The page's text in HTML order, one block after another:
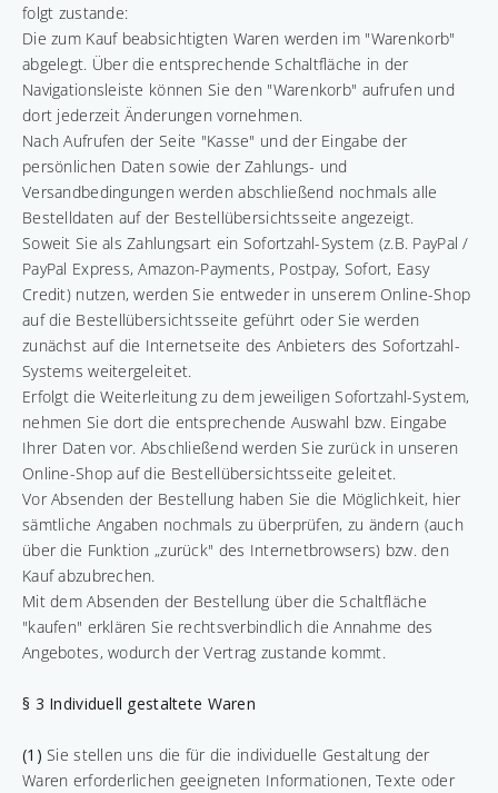
folgt zustande:
Die zum Kauf beabsichtigten Waren werden im "Warenkorb"
abgelegt. Über die entsprechende Schaltfläche in der
Navigationsleiste können Sie den "Warenkorb" aufrufen und
dort jederzeit Änderungen vornehmen.
Nach Aufrufen der Seite "Kasse" und der Eingabe der
persönlichen Daten sowie der Zahlungs- und
Versandbedingungen werden abschließend nochmals alle
Bestelldaten auf der Bestellübersichtsseite angezeigt.
Soweit Sie als Zahlungsart ein Sofortzahl-System (z.B. PayPal /
PayPal Express, Amazon-Payments, Postpay, Sofort, Easy
Credit) nutzen, werden Sie entweder in unserem Online-Shop
auf die Bestellübersichtsseite geführt oder Sie werden
zunächst auf die Internetseite des Anbieters des Sofortzahl-
Systems weitergeleitet.
Erfolgt die Weiterleitung zu dem jeweiligen Sofortzahl-System,
nehmen Sie dort die entsprechende Auswahl bzw. Eingabe
Ihrer Daten vor. Abschließend werden Sie zurück in unseren
Online-Shop auf die Bestellübersichtsseite geleitet.
Vor Absenden der Bestellung haben Sie die Möglichkeit, hier
sämtliche Angaben nochmals zu überprüfen, zu ändern (auch
über die Funktion „zurück" des Internetbrowsers) bzw. den
Kauf abzubrechen.
Mit dem Absenden der Bestellung über die Schaltfläche
"kaufen" erklären Sie rechtsverbindlich die Annahme des
Angebotes, wodurch der Vertrag zustande kommt.
§ 3 Individuell gestaltete Waren
(1) Sie stellen uns die für die individuelle Gestaltung der
Waren erforderlichen geeigneten Informationen, Texte oder